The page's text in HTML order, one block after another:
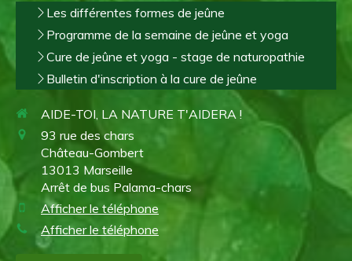
Les différentes formes de jeûne
Programme de la semaine de jeûne et yoga
Cure de jeûne et yoga - stage de naturopathie
Bulletin d'inscription à la cure de jeûne
AIDE-TOI, LA NATURE T'AIDERA !
93 rue des chars
Château-Gombert
13013 Marseille
Arrêt de bus Palama-chars
Afficher le téléphone
Afficher le téléphone